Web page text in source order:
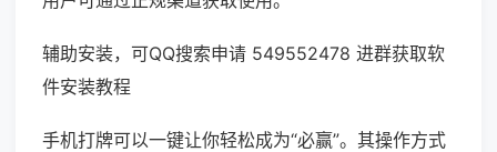
辅助安装，可QQ搜索申请 549552478 进群获取软
件安装教程
手机打牌可以一键让你轻松成为“必赢”。其操作方式